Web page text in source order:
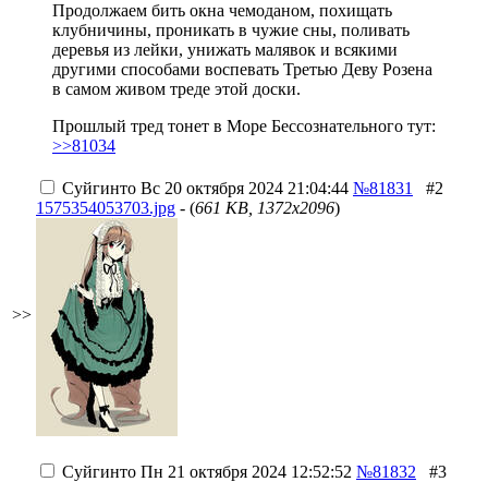
Продолжаем бить окна чемоданом, похищать
клубничины, проникать в чужие сны, поливать
деревья из лейки, унижать малявок и всякими
другими способами воспевать Третью Деву Розена
в самом живом треде этой доски.
Прошлый тред тонет в Море Бессознательного тут:
>>81034
>>
Суйгинто Вс 20 октября 2024 21:04:44 №81831
#2
1575354053703.jpg - (661 KB, 1372x2096)
Суйгинто Пн 21 октября 2024 12:52:52 №81832
#3